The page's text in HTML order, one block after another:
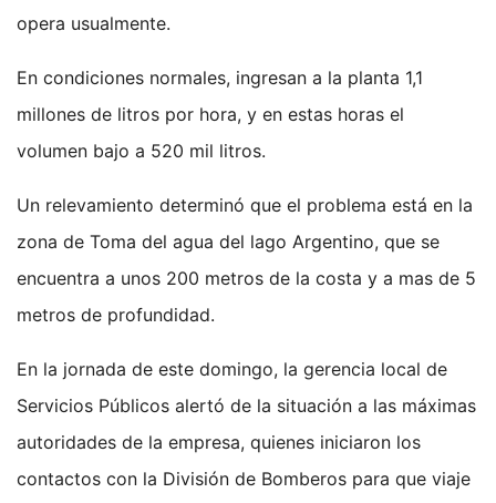
opera usualmente.
En condiciones normales, ingresan a la planta 1,1
millones de litros por hora, y en estas horas el
volumen bajo a 520 mil litros.
Un relevamiento determinó que el problema está en la
zona de Toma del agua del lago Argentino, que se
encuentra a unos 200 metros de la costa y a mas de 5
metros de profundidad.
En la jornada de este domingo, la gerencia local de
Servicios Públicos alertó de la situación a las máximas
autoridades de la empresa, quienes iniciaron los
contactos con la División de Bomberos para que viaje